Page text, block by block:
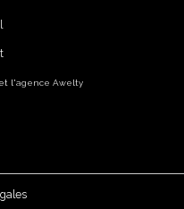
et l'agence Awelty